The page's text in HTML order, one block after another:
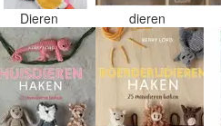
Dieren dieren